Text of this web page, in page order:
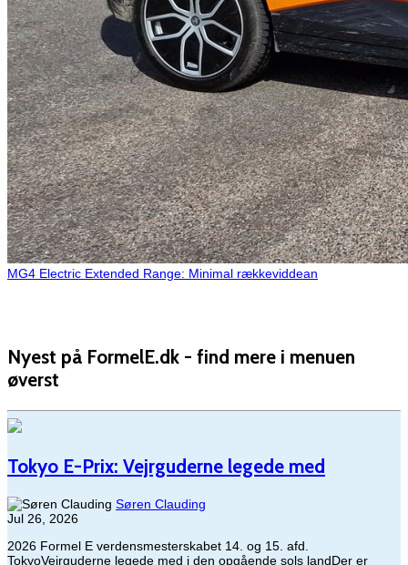
MG4 Electric Extended Range: Minimal rækkeviddean
Nyest på FormelE.dk - find mere i menuen
øverst
Tokyo E-Prix: Vejrguderne legede med
Søren Clauding
Jul 26, 2026
2026 Formel E verdensmesterskabet 14. og 15. afd.
TokyoVejrguderne legede med i den opgående sols landDer er